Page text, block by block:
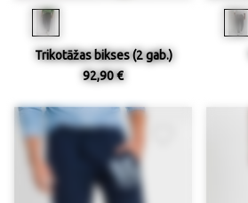
Trikotāžas bikses (2 gab.)
92,90 €